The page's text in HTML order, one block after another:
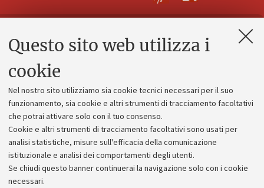
Questo sito web utilizza i
cookie
Nel nostro sito utilizziamo sia cookie tecnici necessari per il suo
funzionamento, sia cookie e altri strumenti di tracciamento facoltativi
che potrai attivare solo con il tuo consenso.
Cookie e altri strumenti di tracciamento facoltativi sono usati per
analisi statistiche, misure sull'efficacia della comunicazione
istituzionale e analisi dei comportamenti degli utenti.
Se chiudi questo banner continuerai la navigazione solo con i cookie
necessari.
Contatti e PEC
Alumni community
Piano strategico
Bilanci
Donazioni e 5x1000